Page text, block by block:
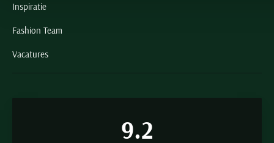
Inspiratie
Fashion Team
Vacatures
9.2